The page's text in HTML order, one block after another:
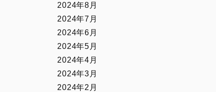
2024年8月
2024年7月
2024年6月
2024年5月
2024年4月
2024年3月
2024年2月